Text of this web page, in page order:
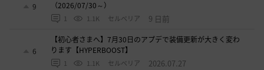
9
（2026/07/30～）
1 1.1K セルベリア 9 日前
6
【初心者さまへ】7月30日のアプデで装備更新が大きく変わ
ります【HYPERBOOST】
1 1.1K セルベリア 2026.07.27